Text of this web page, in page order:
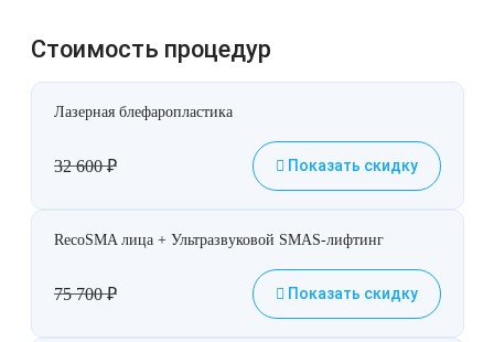
Стоимость процедур
Лазерная блефаропластика
32 600₽ Показать скидку
RecoSMA лица + Ультразвуковой SMAS-лифтинг
75 700₽ Показать скидку